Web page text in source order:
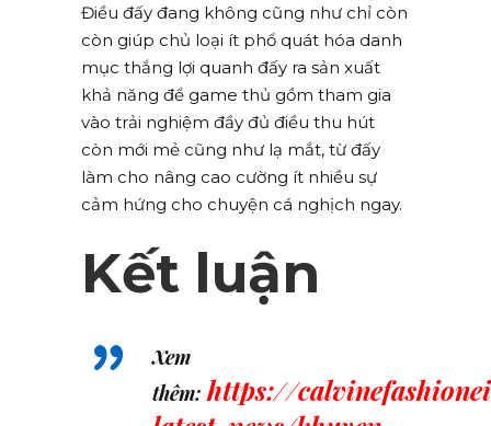
Điều đấy đang không cũng như chỉ còn
còn giúp chủ loại ít phổ quát hóa danh
mục thắng lợi quanh đấy ra sản xuất
khả năng để game thủ gồm tham gia
vào trải nghiệm đầy đủ điều thu hút
còn mới mẻ cũng như lạ mắt, từ đấy
làm cho nâng cao cường ít nhiều sự
cảm hứng cho chuyện cá nghịch ngay.
Kết luận
Xem
thêm: https://